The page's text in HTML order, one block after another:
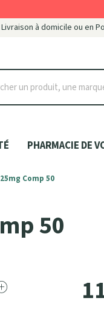
Livraison à domicile ou en
PHARMACIE DE
Comp 50
50